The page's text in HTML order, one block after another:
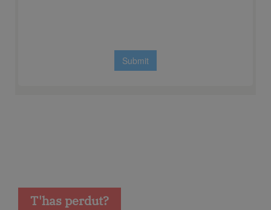
T'has perdut?